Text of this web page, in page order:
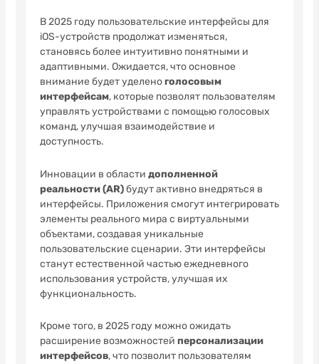
В 2025 году пользовательские интерфейсы для
iOS-устройств продолжат изменяться,
становясь более интуитивно понятными и
адаптивными. Ожидается, что основное
внимание будет уделеноголосовым
интерфейсам, которые позволят пользователям
управлять устройствами с помощью голосовых
команд, улучшая взаимодействие и
доступность.
Инновации в области дополненной
реальности (AR)будут активно внедряться в
интерфейсы. Приложения смогут интегрировать
элементы реального мира с виртуальными
объектами, создавая уникальные
пользовательские сценарии. Эти интерфейсы
станут естественной частью ежедневного
использования устройств, улучшая их
функциональность.
Кроме того, в 2025 году можно ожидать
расширение возможностей персонализации
интерфейсов, что позволит пользователям